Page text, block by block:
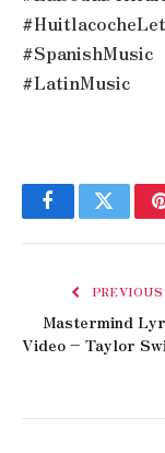
#SpanishMusic
#LatinMusic
FacebookTwitter
Mastermind
Video – Taylor